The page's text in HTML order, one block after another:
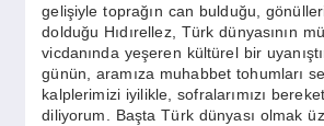
gelişiyle toprağın can bulduğu,
dolduğu Hıdırellez, Türk dünyasının
vicdanında yeşeren kültürel bir
günün, aramıza muhabbet tohumları
kalplerimizi iyilikle, sofralarımızı
diliyorum. Başta Türk dünyası olmak